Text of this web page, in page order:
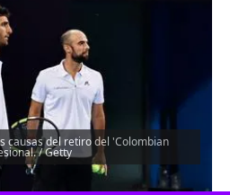
causas del retiro del 'Colombian
/ Getty
el artículo